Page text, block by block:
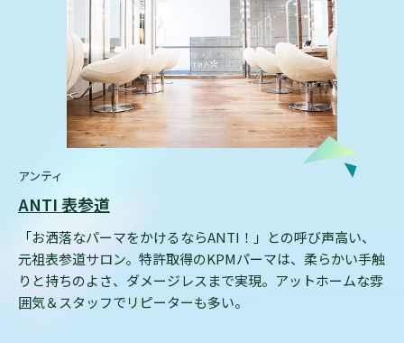
アンティ
ANTI 表参道
「お洒落なパーマをかけるならANTI！」との呼び声高い、
元祖表参道サロン。特許取得のKPMパーマは、柔らかい手触
りと持ちのよさ、ダメージレスまで実現。アットホームな雰
囲気＆スタッフでリピーターも多い。